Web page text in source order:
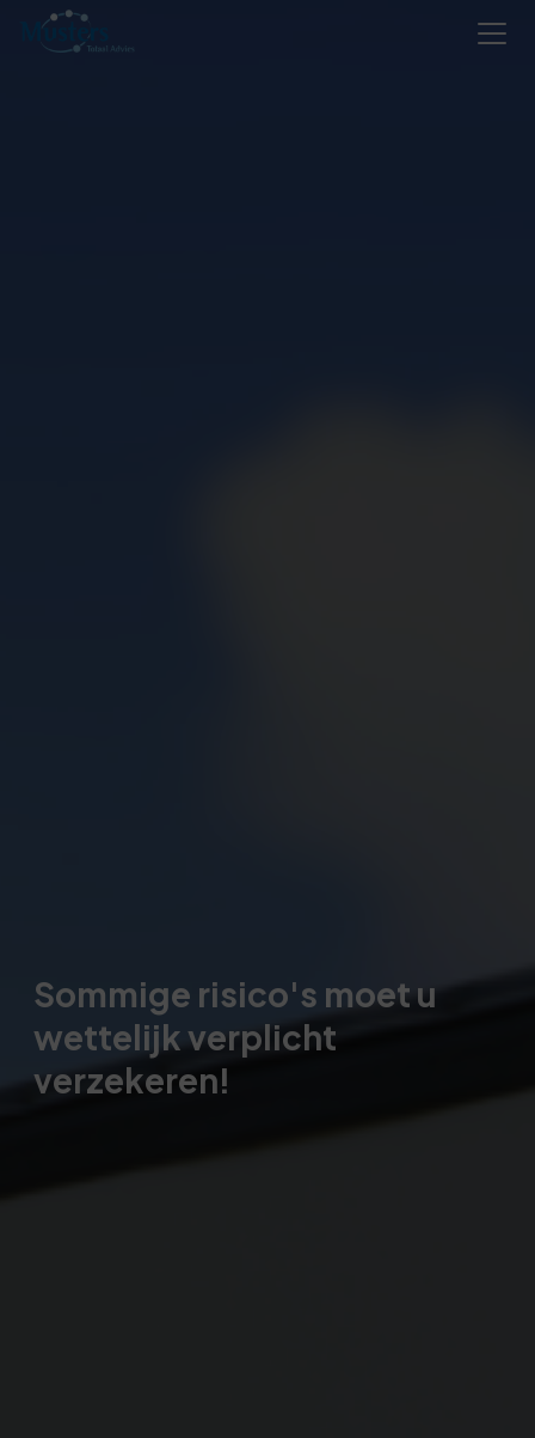
Sommige risico's moet u
wettelijk verplicht
verzekeren!